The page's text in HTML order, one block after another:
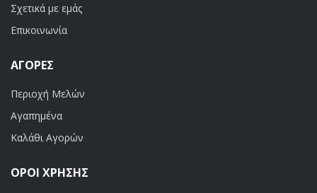
Σχετικά με εμάς
Επικοινωνία
ΑΓΟΡΈΣ
Περιοχή Μελών
Αγαπημένα
Καλάθι Αγορών
ΟΡΟΙ ΧΡΗΣΗΣ